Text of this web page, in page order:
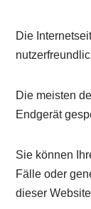
Die
Die meisten
Endgerät
Sie können
Fälle oder
dieser